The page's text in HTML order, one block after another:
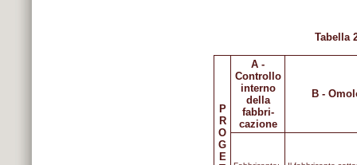
Tabella
P
R
O
G
E
A -
Controllo
interno
della
fabbri-
cazione
B -